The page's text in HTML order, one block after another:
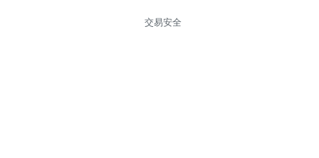
交易安全